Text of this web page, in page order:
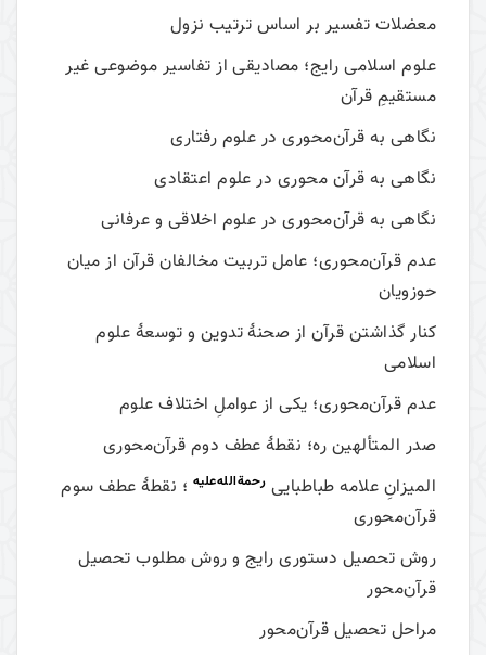
معضلات تفسیر بر اساس ترتیب نزول
علوم اسلامی رایج؛ مصادیقی از تفاسیر موضوعی غیر
مستقیمِ قرآن
نگاهی به قرآن‌محوری در علوم رفتاری
نگاهی به قرآن محوری در علوم اعتقادی
نگاهی به قرآن‌محوری در علوم اخلاقی و عرفانی
عدم قرآن‌محوری؛ عامل تربیت مخالفان قرآن از میان
حوزویان
کنار گذاشتن قرآن از صحنۀ تدوین و توسعۀ علوم
اسلامی
عدم قرآن‌محوری؛ یکی از عواملِ اختلاف علوم
صدر المتألهین ره؛ نقطۀ عطف دوم قرآن‌محوری
المیزانِ علامه طباطبایی رحمة‌الله‌علیه ؛ نقطۀ عطف سوم
قرآن‌محوری
روش تحصیل دستوری رایج و روش مطلوب تحصیل‌
قرآن‌محور
مراحل تحصیل قرآن‌محور